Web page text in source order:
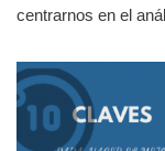
centrarnos en el